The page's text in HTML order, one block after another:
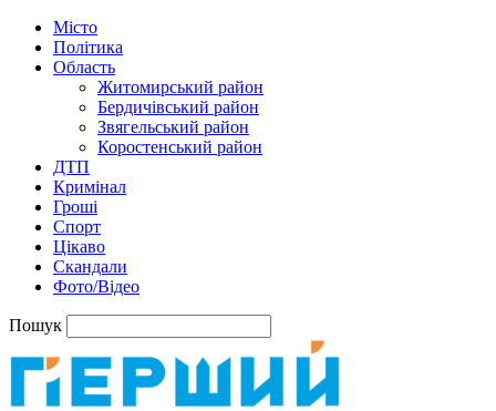
Місто
Політика
Область
Житомирський район
Бердичівський район
Звягельський район
Коростенський район
ДТП
Кримінал
Гроші
Спорт
Цікаво
Скандали
Фото/Відео
Пошук